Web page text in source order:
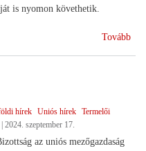
is nyomon követhetik.
Tovább
hírek Uniós hírek Termelői
2024. szeptember 17.
az uniós mezőgazdaság